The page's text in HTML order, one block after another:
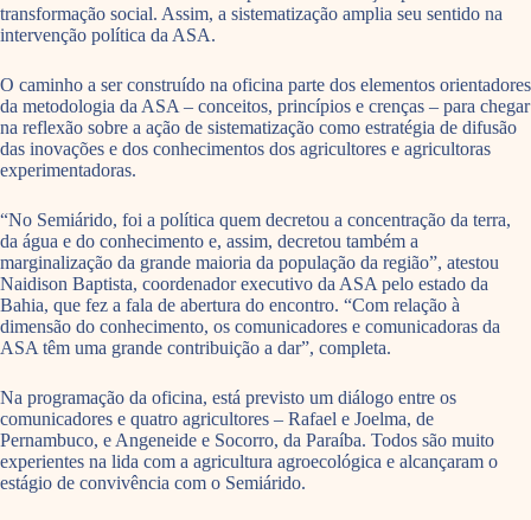
transformação social. Assim, a sistematização amplia seu sentido na
intervenção política da ASA.
O caminho a ser construído na oficina parte dos elementos orientadores
da metodologia da ASA – conceitos, princípios e crenças – para chegar
na reflexão sobre a ação de sistematização como estratégia de difusão
das inovações e dos conhecimentos dos agricultores e agricultoras
experimentadoras.
“No Semiárido, foi a política quem decretou a concentração da terra,
da água e do conhecimento e, assim, decretou também a
marginalização da grande maioria da população da região”, atestou
Naidison Baptista, coordenador executivo da ASA pelo estado da
Bahia, que fez a fala de abertura do encontro. “Com relação à
dimensão do conhecimento, os comunicadores e comunicadoras da
ASA têm uma grande contribuição a dar”, completa.
Na programação da oficina, está previsto um diálogo entre os
comunicadores e quatro agricultores – Rafael e Joelma, de
Pernambuco, e Angeneide e Socorro, da Paraíba. Todos são muito
experientes na lida com a agricultura agroecológica e alcançaram o
estágio de convivência com o Semiárido.